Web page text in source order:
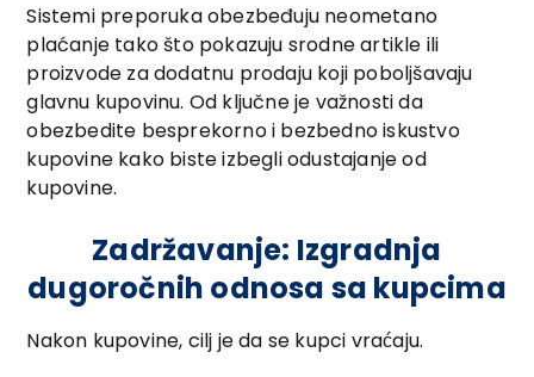
Sistemi preporuka obezbeđuju neometano
plaćanje tako što pokazuju srodne artikle ili
proizvode za dodatnu prodaju koji poboljšavaju
glavnu kupovinu. Od ključne je važnosti da
obezbedite besprekorno i bezbedno iskustvo
kupovine kako biste izbegli odustajanje od
kupovine.
Zadržavanje: Izgradnja
dugoročnih odnosa sa kupcima
Nakon kupovine, cilj je da se kupci vraćaju.